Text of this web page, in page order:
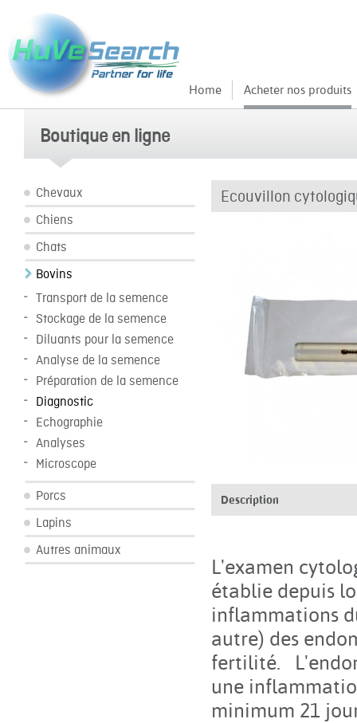
Home Acheter nos produits
Boutique en ligne
Chevaux
Chiens
Chats
Bovins
Transport de la semence
Stockage de la semence
Diluants pour la semence
Analyse de la semence
Préparation de la semence
Diagnostic
Echographie
Analyses
Microscope
Porcs
Lapins
Autres animaux
Ecouvillon
Description
L'examen
établie depuis
inflammations
autre) des
fertilité.
une
minimum 21